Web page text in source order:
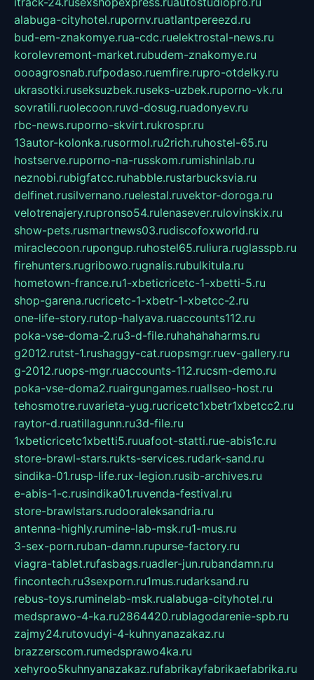
alabuga-cityhotel.rupornv.ruatlantpereezd.ru
bud-em-znakomye.rua-cdc.ruelektrostal-news.ru
korolevremont-market.rubudem-znakomye.ru
oooagrosnab.rufpodaso.ruemfire.rupro-otdelky.ru
ukrasotki.ruseksuzbek.ruseks-uzbek.ruporno-vk.ru
sovratili.ruolecoon.ruvd-dosug.ruadonyev.ru
rbc-news.ruporno-skvirt.rukrospr.ru
13autor-kolonka.rusormol.ru2rich.ruhostel-65.ru
hostserve.ruporno-na-russkom.rumishinlab.ru
neznobi.rubigfatcc.ruhabble.rustarbucksvia.ru
delfinet.rusilvernano.ruelestal.ruvektor-doroga.ru
velotrenajery.rupronso54.rulenasever.rulovinskix.ru
show-pets.rusmartnews03.rudiscofoxworld.ru
miraclecoon.rupongup.ruhostel65.ruliura.ruglasspb.ru
firehunters.rugribowo.rugnalis.rubulkitula.ru
hometown-france.ru1-xbeticricetc-1-xbetti-5.ru
shop-garena.rucricetc-1-xbetr-1-xbetcc-2.ru
one-life-story.rutop-halyava.ruaccounts112.ru
poka-vse-doma-2.ru3-d-file.ruhahahaharms.ru
g2012.rutst-1.rushaggy-cat.ruopsmgr.ruev-gallery.ru
g-2012.ruops-mgr.ruaccounts-112.rucsm-demo.ru
poka-vse-doma2.ruairgungames.ruallseo-host.ru
tehosmotre.ruvarieta-yug.rucricetc1xbetr1xbetcc2.ru
raytor-d.ruatillagunn.ru3d-file.ru
1xbeticricetc1xbetti5.ruuafoot-statti.rue-abis1c.ru
store-brawl-stars.rukts-services.rudark-sand.ru
sindika-01.rusp-life.rux-legion.rusib-archives.ru
e-abis-1-c.rusindika01.ruvenda-festival.ru
store-brawlstars.rudooraleksandria.ru
antenna-highly.rumine-lab-msk.ru1-mus.ru
3-sex-porn.ruban-damn.rupurse-factory.ru
viagra-tablet.rufasbags.ruadler-jun.rubandamn.ru
fincontech.ru3sexporn.ru1mus.rudarksand.ru
rebus-toys.ruminelab-msk.rualabuga-cityhotel.ru
medsprawo-4-ka.ru2864420.rublagodarenie-spb.ru
zajmy24.rutovudyi-4-kuhnyanazakaz.ru
brazzerscom.rumedsprawo4ka.ru
xehyroo5kuhnyanazakaz.rufabrikayfabrikaefabrika.ru